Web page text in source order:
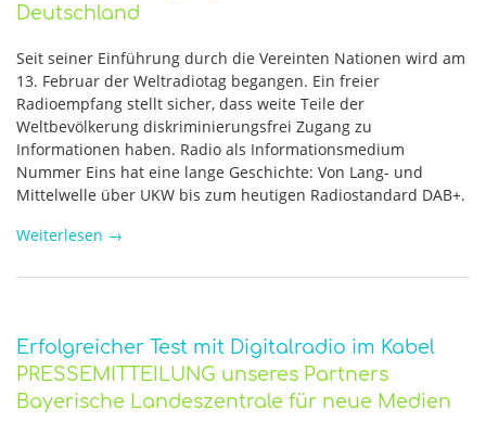
Deutschland
Seit seiner Einführung durch die Vereinten Nationen wird am
13. Februar der Weltradiotag begangen. Ein freier
Radioempfang stellt sicher, dass weite Teile der
Weltbevölkerung diskriminierungsfrei Zugang zu
Informationen haben. Radio als Informationsmedium
Nummer Eins hat eine lange Geschichte: Von Lang- und
Mittelwelle über UKW bis zum heutigen Radiostandard DAB+.
Weiterlesen →
Erfolgreicher Test mit Digitalradio im Kabel
PRESSEMITTEILUNG unseres Partners
Bayerische Landeszentrale für neue Medien